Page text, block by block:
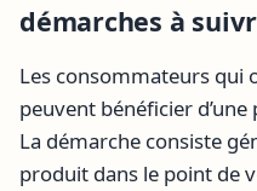
démarches à
Les consommateurs qui
peuvent bénéficier
La démarche consiste
produit dans le point de